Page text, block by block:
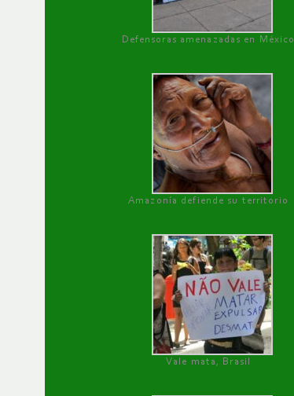
Defensoras amenazadas en México
Amazonía defiende su territorio
Vale mata, Brasil